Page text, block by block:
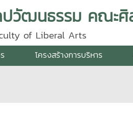
ปวัฒนธรรม คณะ
of Liberal Arts
โครงสร้างการบริหาร